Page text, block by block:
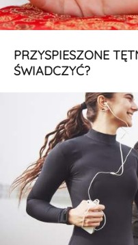
PRZYSPIESZONE
ŚWIADCZYĆ?